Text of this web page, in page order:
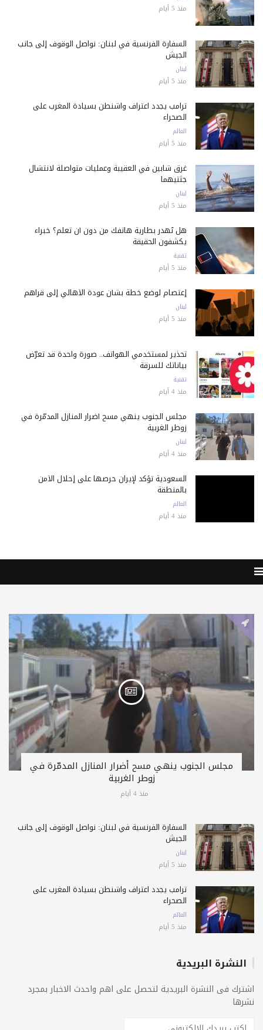
منذ 5 أيام
السفارة الفرنسية في لبنان: نواصل الوقوف إلى جانب
الجيش
لبنان
منذ 5 أيام
ترامب يجدد اعتراف واشنطن بسيادة المغرب على
الصحراء
العالم
منذ 5 أيام
غرق شابين في العقيبة وعمليات متواصلة لانتشال
جثتيهما
لبنان
منذ 5 أيام
هل تُهدر بطارية هاتفك من دون أن تعلم؟ خبراء
يكشفون الحقيقة
تقنية
منذ 5 أيام
إعتصام لوضع خطة بشأن عودة الأهالي إلى قراهم
لبنان
منذ 5 أيام
تحذير لمستخدمي الهواتف.. صورة واحدة قد تعرّض
بياناتك للسرقة
تقنية
منذ 4 أيام
مجلس الجنوب ينهي مسح أضرار المنازل المدمّرة في
زوطر الغربية
لبنان
منذ 4 أيام
السعودية تؤكد لإيران حرصها على إحلال الأمن
بالمنطقة
العالم
منذ 4 أيام
مجلس الجنوب ينهي مسح أضرار المنازل المدمّرة في
زوطر الغربية
منذ 4 أيام
السفارة الفرنسية في لبنان: نواصل الوقوف إلى جانب
الجيش
لبنان
منذ 5 أيام
ترامب يجدد اعتراف واشنطن بسيادة المغرب على
الصحراء
العالم
منذ 5 أيام
النشرة البريدية
اشترك فى النشرة البريدية لتحصل على اهم واحدث الاخبار بمجرد
نشرها